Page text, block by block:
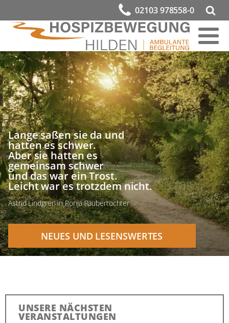
02103 978558-0
Lange saßen sie da und
hatten es schwer.
Aber sie hatten es
gemeinsam schwer
und das war ein Trost.
Leicht war es trotzdem nicht.
Astrid Lindgren in Ronja Räubertochter
NEUES UND LESENSWERTES
UNSERE NÄCHSTEN
VERANSTALTUNGEN